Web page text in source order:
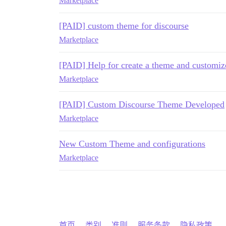
[PAID] custom theme for discourse
Marketplace
[PAID] Help for create a theme and
Marketplace
[PAID] Custom Discourse Theme Developed
Marketplace
New Custom Theme and configurations
Marketplace